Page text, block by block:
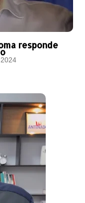
responde